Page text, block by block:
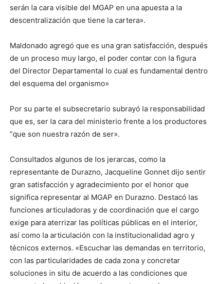
serán la cara visible del MGAP en una apuesta a la
descentralización que tiene la cartera».
Maldonado agregó que es una gran satisfacción, después
de un proceso muy largo, el poder contar con la figura
del Director Departamental lo cual es fundamental dentro
del esquema del organismo»
Por su parte el subsecretario subrayó la responsabilidad
que es, ser la cara del ministerio frente a los productores
“que son nuestra razón de ser».
Consultados algunos de los jerarcas, como la
representante de Durazno, Jacqueline Gonnet dijo sentir
gran satisfacción y agradecimiento por el honor que
significa representar al MGAP en Durazno. Destacó las
funciones articuladoras y de coordinación que el cargo
exige para aterrizar las políticas públicas en el interior,
así como la articulación con la institucionalidad agro y
técnicos externos. «Escuchar las demandas en territorio,
con las particularidades de cada zona y concretar
soluciones in situ de acuerdo a las condiciones que